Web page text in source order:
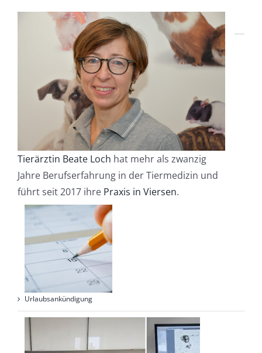
Tierärztin Beate Loch hat mehr als zwanzig
Jahre Berufserfahrung in der Tiermedizin und
führt seit 2017 ihre Praxis in Viersen.
Urlaubsankündigung